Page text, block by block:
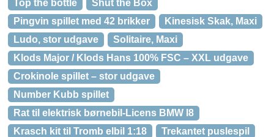
Top the bottle
Shut the Box
Pingvin spillet med 42 brikker
Kinesisk Skak, Maxi
Ludo, stor udgave
Solitaire, Maxi
Klods Major / Klods Hans 100% FSC – XXL udgave
Crokinole spillet – stor udgave
Number Kubb spillet
Rat til elektrisk børnebil-Licens BMW I8
Krasch kit til Tromb elbil 1:18
Trekantet puslespil